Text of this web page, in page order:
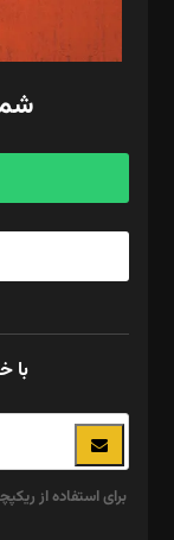
مد‌یر توسعه تجاری:
امور مالی: شاپور
آگهی و مشترکین: ۰۹۱۹۹۹۹۰۴۵۴
شماره
با